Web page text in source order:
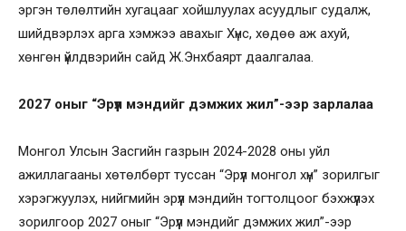
эргэн төлөлтийн хугацааг хойшлуулах асуудлыг судалж,
шийдвэрлэх арга хэмжээ авахыг Хүнс, хөдөө аж ахуй,
хөнгөн үйлдвэрийн сайд Ж.Энхбаярт даалгалаа.
2027 оныг “Эрүүл мэндийг дэмжих жил”-ээр зарлалаа
Монгол Улсын Засгийн газрын 2024-2028 оны уйл
ажиллагааны хөтөлбөрт туссан “Эрүүл монгол хүн” зорилгыг
хэрэгжуулэх, нийгмийн эрүүл мэндийн тогтолцоог бэхжүүлэх
зорилгоор 2027 оныг “Эрүүл мэндийг дэмжих жил”-ээр